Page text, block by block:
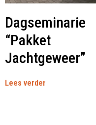
Dagseminarie
“Pakket
Jachtgeweer”
Lees verder